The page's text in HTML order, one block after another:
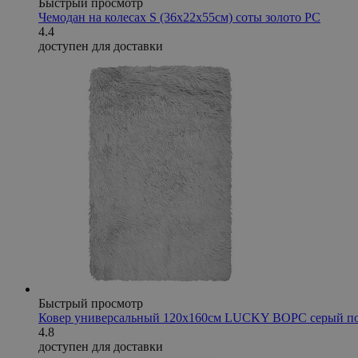
Чемодан на колесах S (36х22х55см) соты золото PC
4.4
доступен для доставки
Быстрый просмотр
Ковер универсальный 120х160см LUCKY ВОРС серый
4.8
доступен для доставки